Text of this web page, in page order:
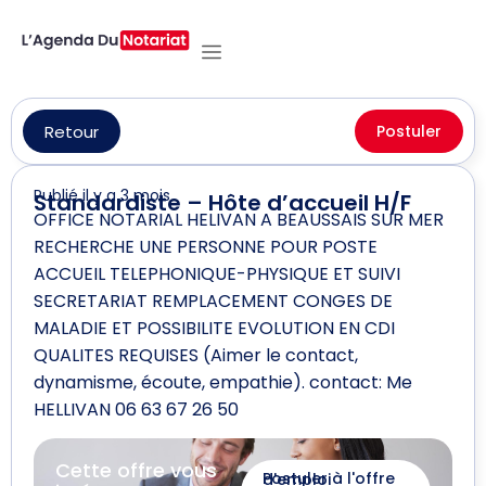
Retour Postuler
Standardiste – Hôte d’accueil H/F
Publié il y a 3 mois
OFFICE NOTARIAL HELIVAN A BEAUSSAIS SUR MER
RECHERCHE UNE PERSONNE POUR POSTE
ACCUEIL TELEPHONIQUE-PHYSIQUE ET SUIVI
SECRETARIAT REMPLACEMENT CONGES DE
MALADIE ET POSSIBILITE EVOLUTION EN CDI
QUALITES REQUISES (Aimer le contact,
dynamisme, écoute, empathie). contact: Me
HELLIVAN 06 63 67 26 50
Cette offre vous
Postuler à l'offre d'emploi